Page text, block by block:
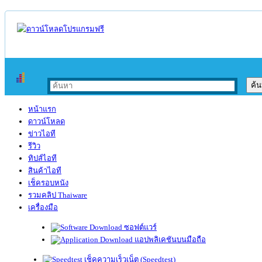
หน้าแรก
ดาวน์โหลด
ข่าวไอที
รีวิว
ทิปส์ไอที
สินค้าไอที
เช็ครอบหนัง
รวมคลิป Thaiware
เครื่องมือ
ซอฟต์แวร์
แอปพลิเคชันบนมือถือ
เช็คความเร็วเน็ต (Speedtest)